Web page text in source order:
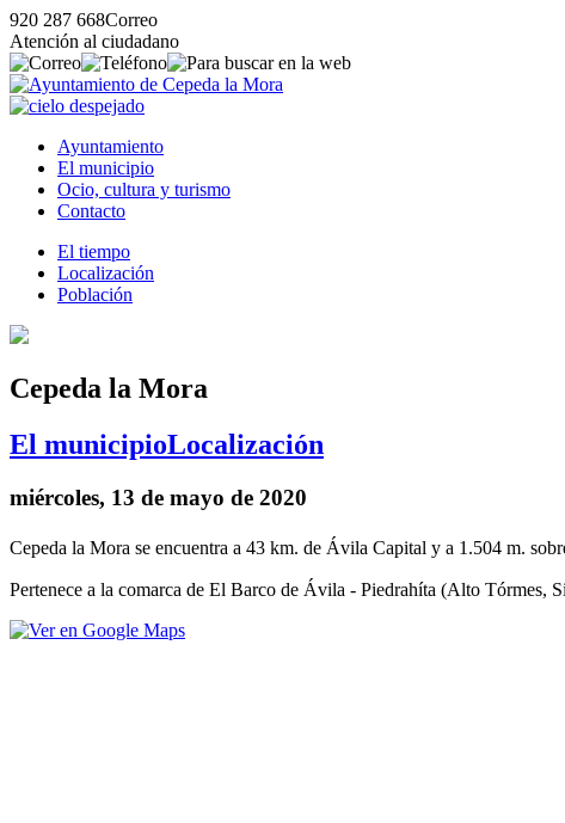
920 287 668Correo
Atención al ciudadano
Ayuntamiento
El municipio
Ocio, cultura y turismo
Contacto
El tiempo
Localización
Población
Cepeda la Mora
El municipioLocalización
miércoles, 13 de mayo de 2020
Cepeda la Mora se encuentra a 43 km. de Ávila Capital y a 1.504 m.
Pertenece a la comarca de El Barco de Ávila - Piedrahíta (Alto Tórmes,